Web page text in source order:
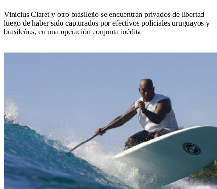
Vinicius Claret y otro brasileño se encuentran privados de libertad
luego de haber sido capturados por efectivos policiales uruguayos y
brasileños, en una operación conjunta inédita